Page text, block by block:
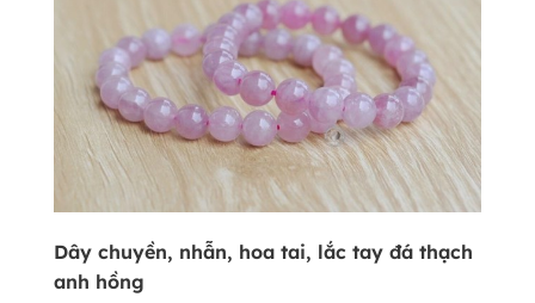
Dây chuyền, nhẫn, hoa tai, lắc tay đá thạch
anh hồng